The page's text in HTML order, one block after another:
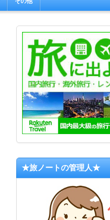
★旅ノートの管理人★